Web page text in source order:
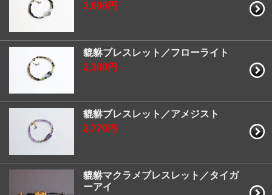
3,600円
貔貅ブレスレット／フローライト
2,300円
貔貅ブレスレット／アメジスト
2,770円
貔貅マクラメブレスレット／タイガ
ーアイ